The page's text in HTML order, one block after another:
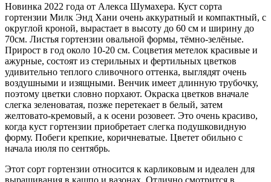
Новинка 2022 года от Алекса Шумахера. Куст сорта
гортензии Милк Энд Хани очень аккуратный и компактный, с
округлой кроной, вырастает в высоту до 60 см и ширину до
70см. Листья гортензии овальной формы, тёмно-зелёные.
Прирост в год около 10-20 см. Соцветия метелок красивые и
ажурные, состоят из стерильных и фертильных цветков
удивительно теплого сливочного оттенка, выглядят очень
воздушными и изящными. Венчик имеет длинную трубочку,
поэтому цветки словно порхают. Окраска цветков вначале
слегка зеленоватая, позже перетекает в белый, затем
желтовато-кремовый, а к осени розовеет. Это очень красиво,
когда куст гортензии приобретает слегка подушковидную
форму. Побеги крепкие, коричневатые. Цветет обильно с
начала июля по сентябрь.
Этот сорт гортензии относится к карликовым и идеален для
выращивания в кашпо и вазонах. Отлично смотрится в